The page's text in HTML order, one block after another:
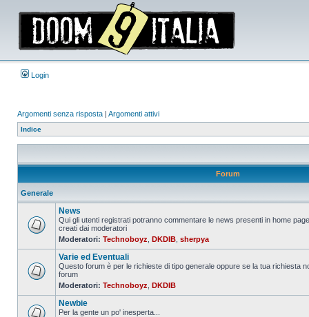
Login
Argomenti senza risposta | Argomenti attivi
Indice
Forum
Generale
Nessun
da
leggere
News
Qui gli utenti registrati potranno commentare le news presenti in home
creati dai moderatori
Moderatori: Technoboyz DKDIB sherpya
Nessun
da
leggere
Varie ed Eventuali
Questo forum è per le richieste di tipo generale oppure se la tua richiesta
forum
Moderatori: Technoboyz DKDIB
Newbie
Per la gente un po' inesperta...